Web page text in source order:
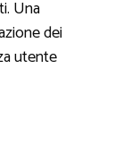
Una
dei
utente